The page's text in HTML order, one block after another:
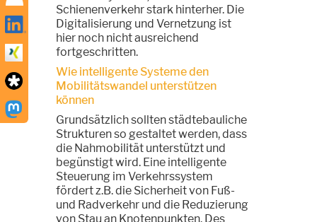
Schienenverkehr stark hinterher. Die
Digitalisierung und Vernetzung ist
hier noch nicht ausreichend
fortgeschritten.
Wie intelligente Systeme den
Mobilitätswandel unterstützen
können
Grundsätzlich sollten städtebauliche
Strukturen so gestaltet werden, dass
die Nahmobilität unterstützt und
begünstigt wird. Eine intelligente
Steuerung im Verkehrssystem
fördert z.B. die Sicherheit von Fuß-
und Radverkehr und die Reduzierung
von Stau an Knotenpunkten. Des